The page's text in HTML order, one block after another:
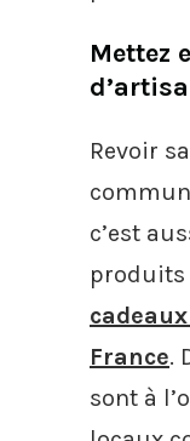
Mettez
Revoir
c’est
produits
France.
sont à